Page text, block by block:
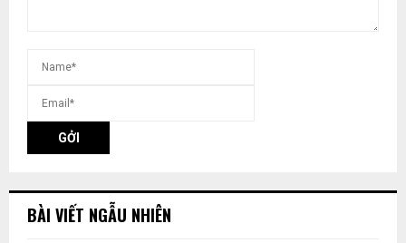
BÀI VIẾT NGẪU NHIÊN